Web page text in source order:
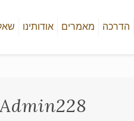
הדרכה מאמרים אודותינו